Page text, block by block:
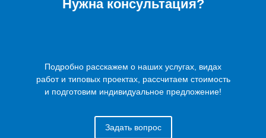
Нужна консультация?
Подробно расскажем о наших услугах, видах
работ и типовых проектах, рассчитаем стоимость
и подготовим индивидуальное предложение!
Задать вопрос